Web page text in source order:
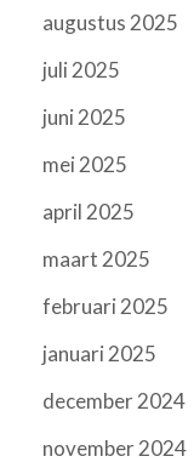
augustus 2025
juli 2025
juni 2025
mei 2025
april 2025
maart 2025
februari 2025
januari 2025
december 2024
november 2024